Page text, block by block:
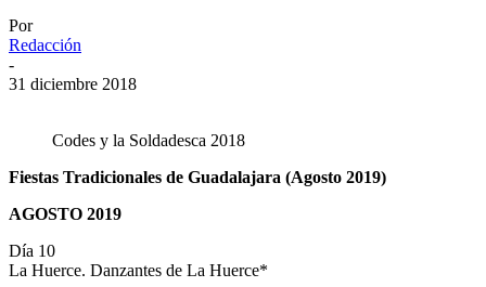
Por
Redacción
-
31 diciembre 2018
Codes y la Soldadesca 2018
Fiestas Tradicionales de Guadalajara (Agosto 2019)
AGOSTO 2019
Día 10
La Huerce. Danzantes de La Huerce*